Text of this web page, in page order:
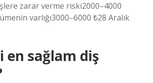
zarar verme riski2000–4000
varlığı3000–6000 ₺28 Aralık
en sağlam diş